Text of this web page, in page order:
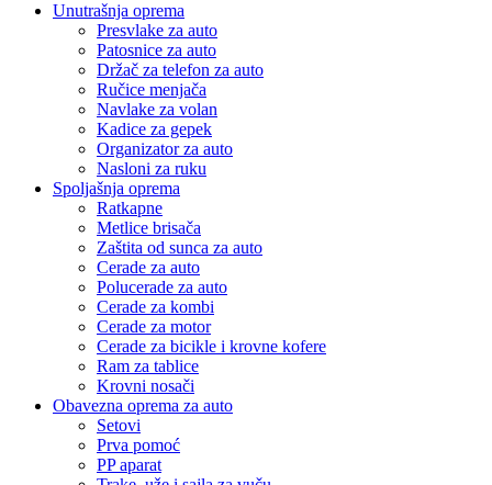
Unutrašnja oprema
Presvlake za auto
Patosnice za auto
Držač za telefon za auto
Ručice menjača
Navlake za volan
Kadice za gepek
Organizator za auto
Nasloni za ruku
Spoljašnja oprema
Ratkapne
Metlice brisača
Zaštita od sunca za auto
Cerade za auto
Polucerade za auto
Cerade za kombi
Cerade za motor
Cerade za bicikle i krovne kofere
Ram za tablice
Krovni nosači
Obavezna oprema za auto
Setovi
Prva pomoć
PP aparat